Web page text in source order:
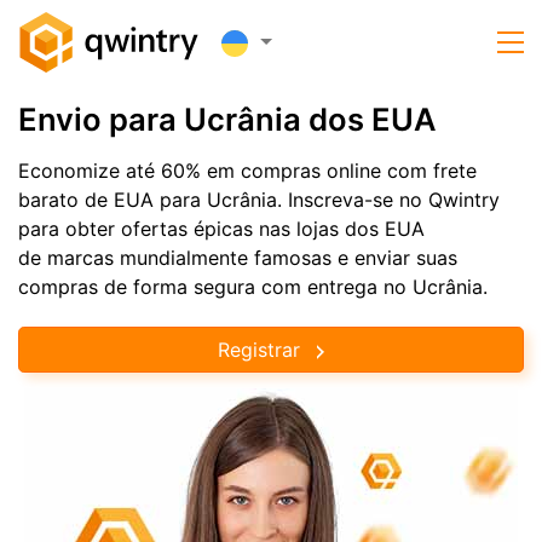
Envio para Ucrânia dos EUA
Economize até 60% em compras online com frete
barato de EUA para Ucrânia. Inscreva-se no Qwintry
para obter ofertas épicas nas lojas dos EUA
de marcas mundialmente famosas e enviar suas
compras de forma segura com entrega no Ucrânia.
Registrar